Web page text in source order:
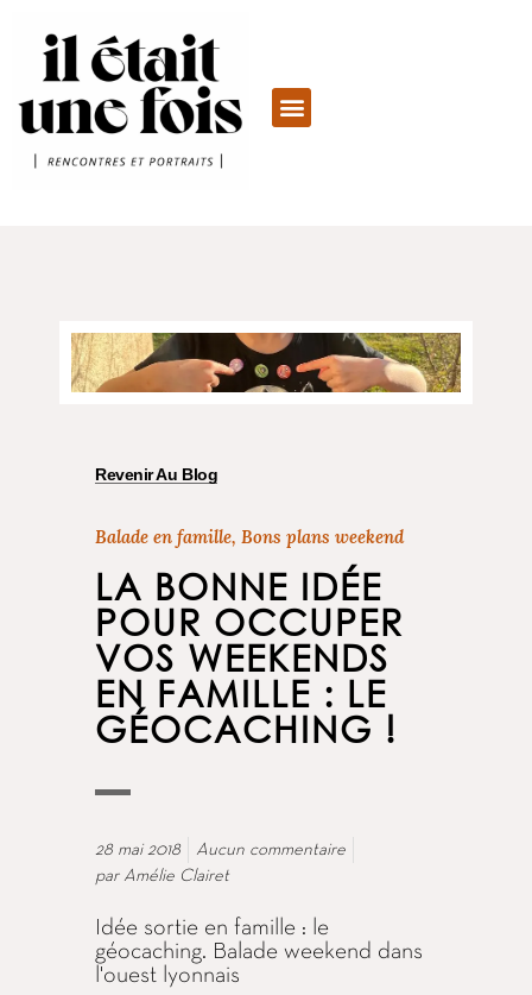
Revenir Au Blog
Balade en famille, Bons plans weekend
LA BONNE IDÉE
POUR OCCUPER
VOS WEEKENDS
EN FAMILLE : LE
GÉOCACHING !
28 mai 2018
Aucun commentaire
par Amélie Clairet
Idée sortie en famille : le
géocaching. Balade weekend dans
l'ouest lyonnais